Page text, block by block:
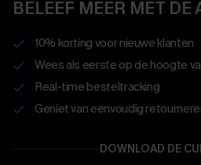
BELEEF MEER MET DE
10% korting voor nieuwe klanten
Wees als eerste op de hoogte
Real-time besteltracking
Geniet van eenvoudig
DOWNLOAD DE